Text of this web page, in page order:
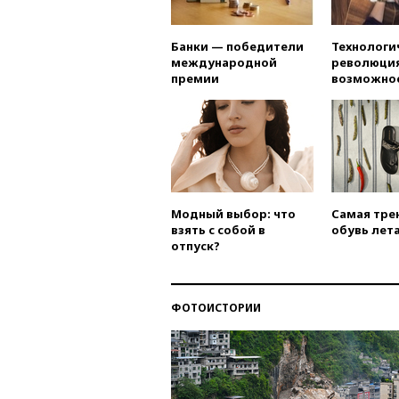
Банки — победители
международной
премии
Модный выбор: что
взять с собой в
отпуск?
Самая
обувь
ФОТОИСТОРИИ